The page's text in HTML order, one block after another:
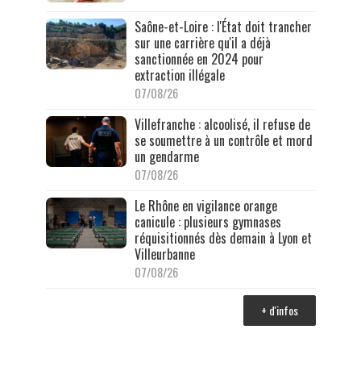
Saône-et-Loire : l'État doit trancher
sur une carrière qu'il a déjà
sanctionnée en 2024 pour
extraction illégale
07/08/26
Villefranche : alcoolisé, il refuse de
se soumettre à un contrôle et mord
un gendarme
07/08/26
Le Rhône en vigilance orange
canicule : plusieurs gymnases
réquisitionnés dès demain à Lyon et
Villeurbanne
07/08/26
+ d'infos